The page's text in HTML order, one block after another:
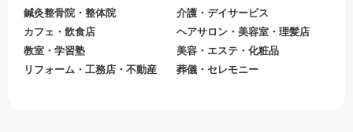
鍼灸整骨院・整体院
カフェ・飲食店
教室・学習塾
リフォーム・工務店・不動産
介護・デイサービス
ヘアサロン・美容室・理髪店
美容・エステ・化粧品
葬儀・セレモニー